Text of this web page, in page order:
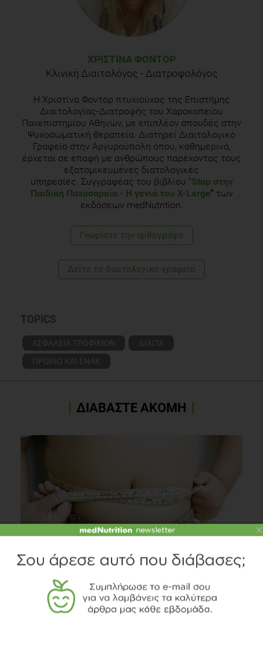
ΧΡΙΣΤΊΝΑ ΦΟΝΤΌΡ
Κλινική Διαιτολόγος - Διατροφολόγος
H Χριστίνα Φοντόρ πτυχιούχος της Επιστήμης
Διαιτολογίας-Διατροφής του Χαροκοπείου
Πανεπιστημίου Αθηνών, με επιπλέον σπουδές στην
Ψυχοσωματική θεραπεία. Διατηρεί Διαιτολογικό
Γραφείο στην Αργυρούπολη όπου, καθημερινά,
έρχεται σε επαφή με ανθρώπους παρέχοντας τους
εξατομικευμένες διατολογικές
υπηρεσίες. Συγγραφέας του βιβλίου "Stop στην
Παιδική Παχυσαρκία- Η γενιά του Χ-Large" των
εκδόσεων medNutrition.
Γνωρίστε την αρθογράφο
Δείτε το διαιτολογικό γραφείο
TOPICS
ΑΣΦΑΛΕΙΑ ΤΡΟΦΙΜΩΝ
ΔΙΑΙΤΑ
ΠΡΩΪΝΟ ΚΑΙ ΣΝΑΚ
ΔΙΑΒΑΣΤΕ ΑΚΟΜΗ
Μήπως οι γονείς υποεκτιμούν ότι το αυξημένο
σωματικό βάρος είναι πρόβλημα για το παιδί τους
Οικογένεια
2 λεπτά να διαβαστεί
×